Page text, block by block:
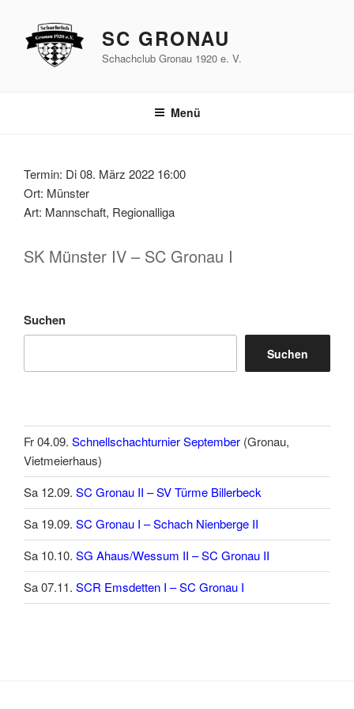
springen
SC GRONAU
Schachclub Gronau 1920 e. V.
Menü
Termin: Di 08. März 2022 16:00
Ort: Münster
Art: Mannschaft, Regionalliga
SK Münster IV – SC Gronau I
Suchen
Suchen
Fr 04.09. Schnellschachturnier September (Gronau,
Vietmeierhaus)
Sa 12.09. SC Gronau II – SV Türme Billerbeck
Sa 19.09. SC Gronau I – Schach Nienberge II
Sa 10.10. SG Ahaus/Wessum II – SC Gronau II
Sa 07.11. SCR Emsdetten I – SC Gronau I